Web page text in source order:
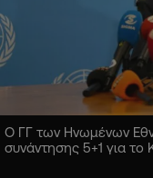
Ο ΓΓ των Ηνωμένων
συνάντησης 5+1 για το